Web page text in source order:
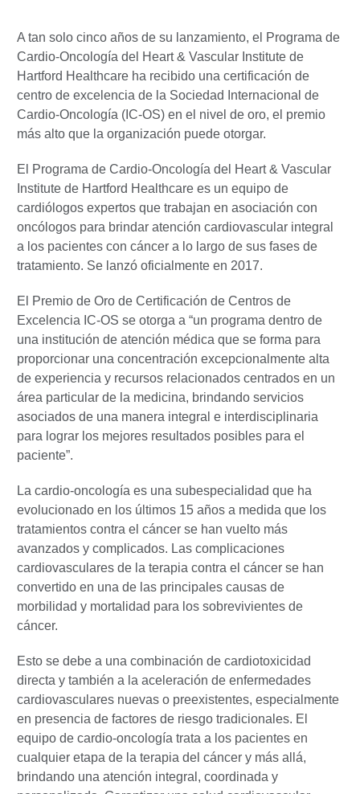
A tan solo cinco años de su lanzamiento, el Programa de
Cardio-Oncología del Heart & Vascular Institute de
Hartford Healthcare ha recibido una certificación de
centro de excelencia de la Sociedad Internacional de
Cardio-Oncología (IC-OS) en el nivel de oro, el premio
más alto que la organización puede otorgar.
El Programa de Cardio-Oncología del Heart & Vascular
Institute de Hartford Healthcare es un equipo de
cardiólogos expertos que trabajan en asociación con
oncólogos para brindar atención cardiovascular integral
a los pacientes con cáncer a lo largo de sus fases de
tratamiento. Se lanzó oficialmente en 2017.
El Premio de Oro de Certificación de Centros de
Excelencia IC-OS se otorga a “un programa dentro de
una institución de atención médica que se forma para
proporcionar una concentración excepcionalmente alta
de experiencia y recursos relacionados centrados en un
área particular de la medicina, brindando servicios
asociados de una manera integral e interdisciplinaria
para lograr los mejores resultados posibles para el
paciente”.
La cardio-oncología es una subespecialidad que ha
evolucionado en los últimos 15 años a medida que los
tratamientos contra el cáncer se han vuelto más
avanzados y complicados. Las complicaciones
cardiovasculares de la terapia contra el cáncer se han
convertido en una de las principales causas de
morbilidad y mortalidad para los sobrevivientes de
cáncer.
Esto se debe a una combinación de cardiotoxicidad
directa y también a la aceleración de enfermedades
cardiovasculares nuevas o preexistentes, especialmente
en presencia de factores de riesgo tradicionales. El
equipo de cardio-oncología trata a los pacientes en
cualquier etapa de la terapia del cáncer y más allá,
brindando una atención integral, coordinada y